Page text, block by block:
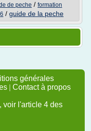
de peche / formation
/ guide de la peche
générales
| Contact à propos
voir l'article 4 des